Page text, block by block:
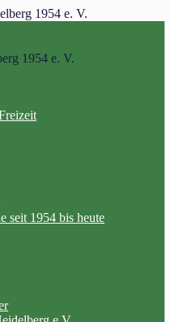
1954 e. V.
seit 1954 bis heute